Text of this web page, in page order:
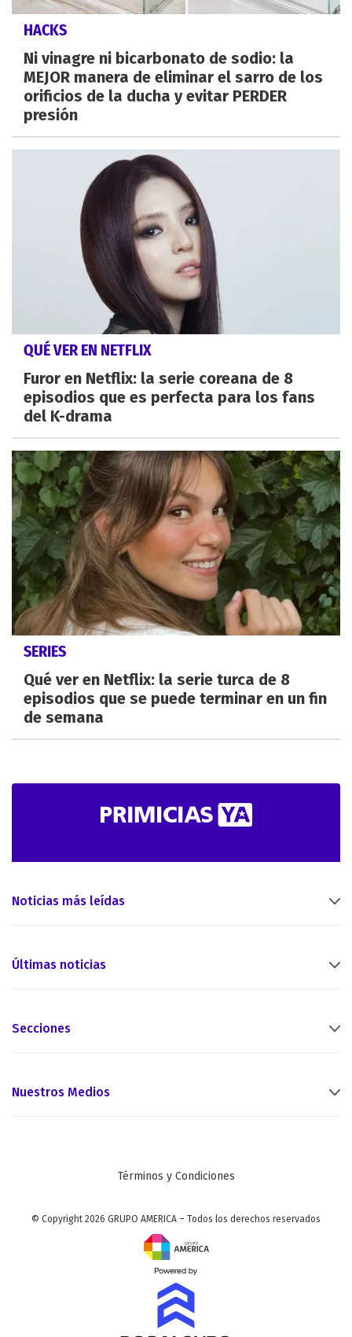
HACKS
Ni vinagre ni bicarbonato de sodio: la
MEJOR manera de eliminar el sarro de los
orificios de la ducha y evitar PERDER
presión
QUÉ VER EN NETFLIX
Furor en Netflix: la serie coreana de 8
episodios que es perfecta para los fans
del K-drama
SERIES
Qué ver en Netflix: la serie turca de 8
episodios que se puede terminar en un fin
de semana
Noticias más leídas
Últimas noticias
Secciones
Nuestros Medios
Términos y Condiciones
© Copyright 2026 GRUPO AMERICA – Todos los derechos reservados